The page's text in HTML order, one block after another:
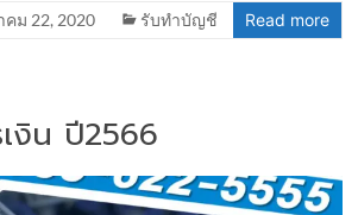
คม 22, 2020 รับทำบัญชี Read more
งิน ปี2566